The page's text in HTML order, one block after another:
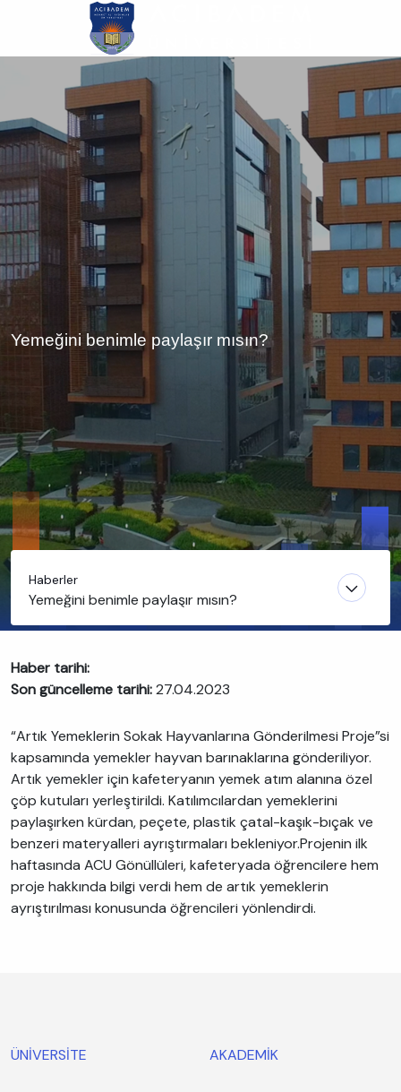
atla
Yemeğini benimle paylaşır mısın?
Haberler
Yemeğini benimle paylaşır mısın?
Haber tarihi:
Son güncelleme tarihi:27.04.2023
“Artık Yemeklerin Sokak Hayvanlarına Gönderilmesi Proje”si
kapsamında yemekler hayvan barınaklarına gönderiliyor.
Artık yemekler için kafeteryanın yemek atım alanına özel
çöp kutuları yerleştirildi. Katılımcılardan yemeklerini
paylaşırken kürdan, peçete, plastik çatal-kaşık-bıçak ve
benzeri materyalleri ayrıştırmaları bekleniyor.Projenin ilk
haftasında ACU Gönüllüleri, kafeteryada öğrencilere hem
proje hakkında bilgi verdi hem de artık yemeklerin
ayrıştırılması konusunda öğrencileri yönlendirdi.
ÜNİVERSİTE AKADEMİK